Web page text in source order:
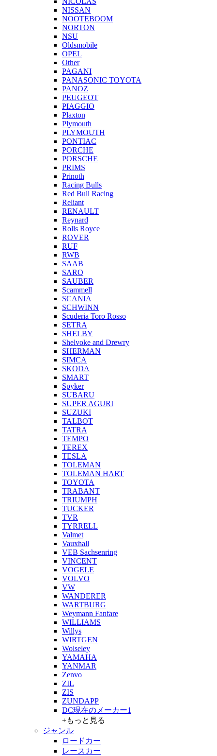
NISSAN
NOOTEBOOM
NORTON
NSU
Oldsmobile
OPEL
Other
PAGANI
PANASONIC TOYOTA
PANOZ
PEUGEOT
PIAGGIO
Plaxton
Plymouth
PLYMOUTH
PONTIAC
PORCHE
PORSCHE
PRIMS
Prinoth
Racing Bulls
Red Bull Racing
Reliant
RENAULT
Reynard
Rolls Royce
ROVER
RUF
RWB
SAAB
SARO
SAUBER
Scammell
SCANIA
SCHWINN
Scuderia Toro Rosso
SETRA
SHELBY
Shelvoke and Drewry
SHERMAN
SIMCA
SKODA
SMART
Spyker
SUBARU
SUPER AGURI
SUZUKI
TALBOT
TATRA
TEMPO
TEREX
TESLA
TOLEMAN
TOLEMAN HART
TOYOTA
TRABANT
TRIUMPH
TUCKER
TVR
TYRRELL
Valmet
Vauxhall
VEB Sachsenring
VINCENT
VOGELE
VOLVO
VW
WANDERER
WARTBURG
Weymann Fanfare
WILLIAMS
Willys
WIRTGEN
Wolseley
YAMAHA
YANMAR
Zenvo
ZIL
ZIS
ZUNDAPP
DC現在のメーカー1
+もっと見る
ジャンル
ロードカー
レースカー